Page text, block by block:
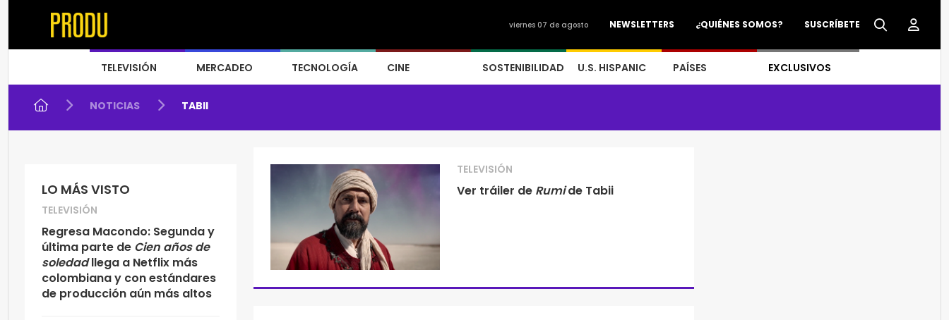
SUSCRÍBETE
¿QUIÉNES SOMOS?
NEWSLETTERS
viernes 07 de agosto
TELEVISIÓN MERCADEO TECNOLOGÍA CINE SOSTENIBILIDAD U.S. HISPANIC PAÍSES EXCLUSIVOS
NOTICIAS TABII
LO MÁS VISTO
TELEVISIÓN
Regresa Macondo: Segunda y
última parte de Cien años de
soledadllega a Netflix más
colombiana y con estándares
de producción aún más altos
TELEVISIÓN
Ver tráiler de Rumide Tabii